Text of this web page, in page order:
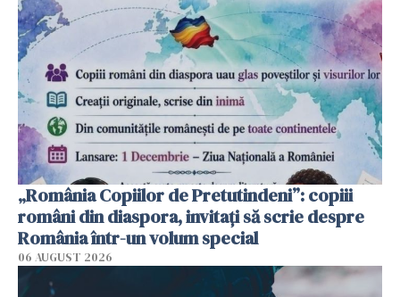
„România Copiilor de Pretutindeni”: copiii
români din diaspora, invitați să scrie despre
România într-un volum special
06 AUGUST 2026